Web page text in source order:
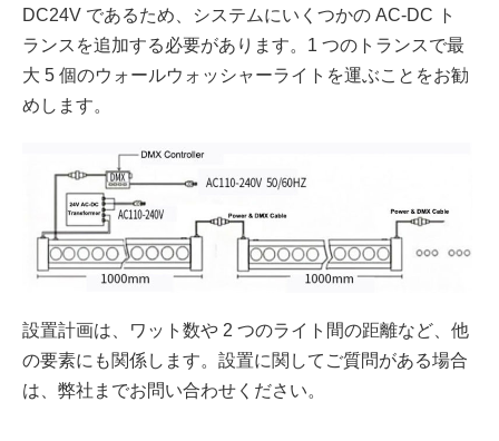
DC24V であるため、システムにいくつかの AC-DC ト
ランスを追加する必要があります。1 つのトランスで最
大 5 個のウォールウォッシャーライトを運ぶことをお勧
めします。
設置計画は、ワット数や 2 つのライト間の距離など、他
の要素にも関係します。設置に関してご質問がある場合
は、弊社までお問い合わせください。